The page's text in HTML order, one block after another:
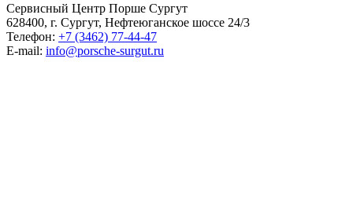
Сервисный Центр Порше Сургут
628400, г. Сургут, Нефтеюганское шоссе 24/3
Телефон: +7 (3462) 77-44-47
E-mail: info@porsche-surgut.ru